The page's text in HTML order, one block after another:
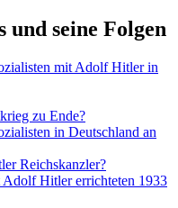
und seine Folgen
mit Adolf Hitler in
zu Ende?
in Deutschland an
Reichskanzler?
Hitler errichteten 1933